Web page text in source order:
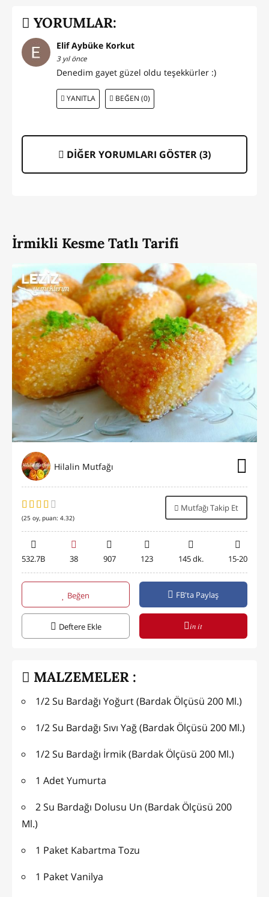
YORUMLAR:
Elif Aybüke Korkut
3 yıl önce
Denedim gayet güzel oldu teşekkürler :)
YANITLA BEĞEN (0)
DİĞER YORUMLARI GÖSTER (3)
İrmikli Kesme Tatlı Tarifi
Hilalin Mutfağı
(25 oy, puan: 4.32)
Mutfağı Takip Et
532.7B 38 907 123 145 dk. 15-20
Beğen FB'ta Paylaş
Deftere Ekle in it
MALZEMELER :
1/2 Su Bardağı Yoğurt (Bardak Ölçüsü 200 Ml.)
1/2 Su Bardağı Sıvı Yağ (Bardak Ölçüsü 200 Ml.)
1/2 Su Bardağı İrmik (Bardak Ölçüsü 200 Ml.)
1 Adet Yumurta
2 Su Bardağı Dolusu Un (Bardak Ölçüsü 200
Ml.)
1 Paket Kabartma Tozu
1 Paket Vanilya